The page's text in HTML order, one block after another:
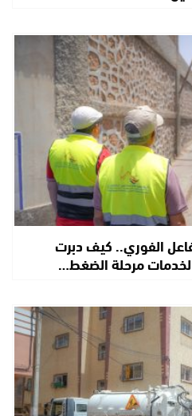
الفوري.. كيف دبرت
مرحلة الضغط…